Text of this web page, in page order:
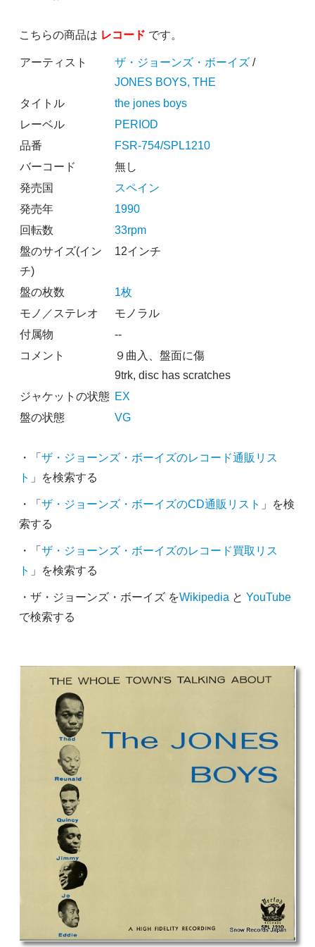
こちらの商品は レコード です。
アーティスト ザ・ジョーンズ・ボーイズ/
JONES BOYS, THE
タイトル
the jones boys
レーベル
PERIOD
品番
FSR-754/SPL1210
バーコード
無し
発売国
スペイン
発売年
1990
回転数
33rpm
盤のサイズ(イン
チ)
12インチ
盤の枚数
1枚
モノ／ステレオ
モノラル
付属物
--
コメント
９曲入、盤面に傷
9trk, disc has scratches
ジャケットの状態 EX
盤の状態
VG
・「 ザ・ジョーンズ・ボーイズのレコード通販リス
ト 」を検索する
・「 ザ・ジョーンズ・ボーイズのCD通販リスト 」を検
索する
・「 ザ・ジョーンズ・ボーイズのレコード買取リス
ト 」を検索する
・ザ・ジョーンズ・ボーイズ をWikipedia と YouTube
で検索する